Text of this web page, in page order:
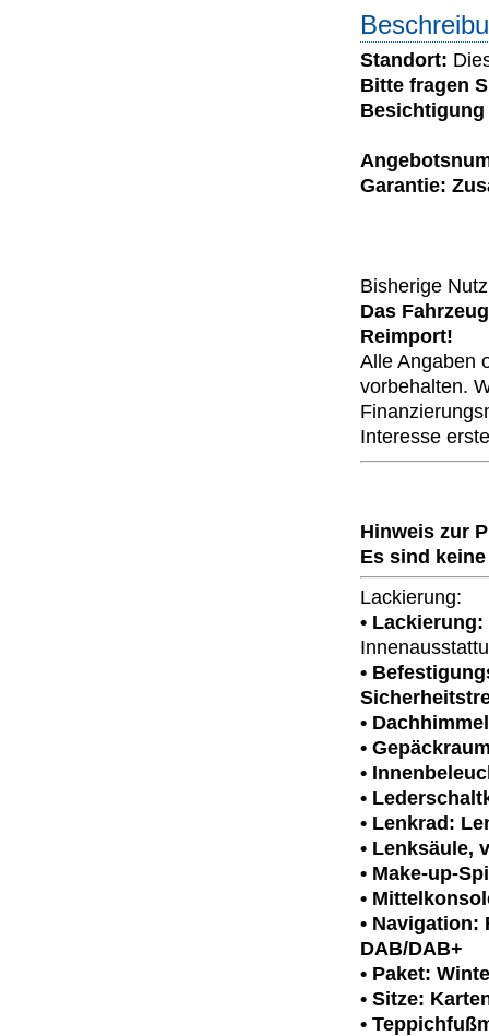
Standort:
Bitte fragen
Garantie:
Bisherige
Das
Reimport!
Alle Angaben
vorbehalten.
Interesse
Hinweis zur
Es sind
Lackierung:
•
•
•
•
•
•
• Lenkrad:
• Lenksäule,
• Make-up-
•
• Navigation:
DAB/DAB+
• Paket:
• Sitze:
•